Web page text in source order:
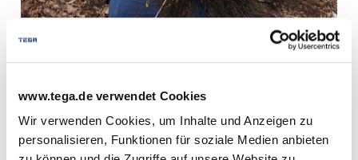
www.tega.de verwendet Cookies
Wir verwenden Cookies, um Inhalte und Anzeigen zu
personalisieren, Funktionen für soziale Medien anbieten
Downloads